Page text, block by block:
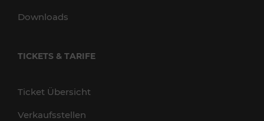
Downloads
TICKETS & TARIFE
Ticket Übersicht
Verkaufsstellen